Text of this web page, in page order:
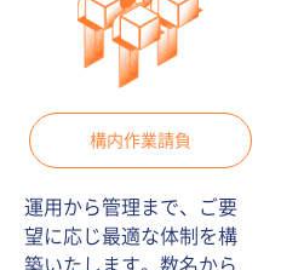
構内作業請負
運用から管理まで、ご要
望に応じ最適な体制を構
築いたします。数名から